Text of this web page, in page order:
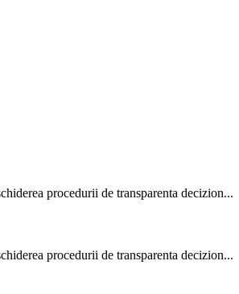
procedurii de transparenta decizion...
procedurii de transparenta decizion...